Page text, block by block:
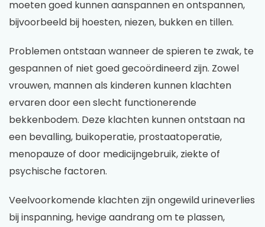
moeten goed kunnen aanspannen en ontspannen,
bijvoorbeeld bij hoesten, niezen, bukken en tillen.
Problemen ontstaan wanneer de spieren te zwak, te
gespannen of niet goed gecoördineerd zijn. Zowel
vrouwen, mannen als kinderen kunnen klachten
ervaren door een slecht functionerende
bekkenbodem. Deze klachten kunnen ontstaan na
een bevalling, buikoperatie, prostaatoperatie,
menopauze of door medicijngebruik, ziekte of
psychische factoren.
Veelvoorkomende klachten zijn ongewild urineverlies
bij inspanning, hevige aandrang om te plassen,